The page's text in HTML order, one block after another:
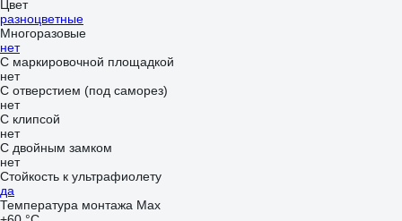
Цвет
разноцветные
Многоразовые
нет
С маркировочной площадкой
нет
С отверстием (под саморез)
нет
С клипсой
нет
С двойным замком
нет
Стойкость к ультрафиолету
да
Температура монтажа Max